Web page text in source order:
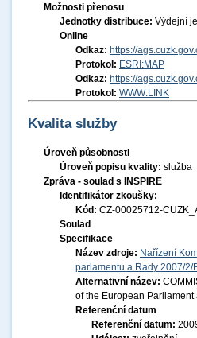
Možnosti přenosu
Jednotky distribuce: Výdejní
Online
Odkaz: https://
Protokol: ESRI:MAP
Odkaz: https://
Protokol: WWW:LINK
Kvalita služby
Úroveň působnosti
Úroveň popisu kvality: služba
Zpráva - soulad s INSPIRE
Identifikátor zkoušky:
Kód: CZ-00025712-
Soulad
Specifikace
Název zdroje: Nařízení
parlamentu a Rady 2007/
Alternativní název:
of the European
Referenční datum
Referenční datum: